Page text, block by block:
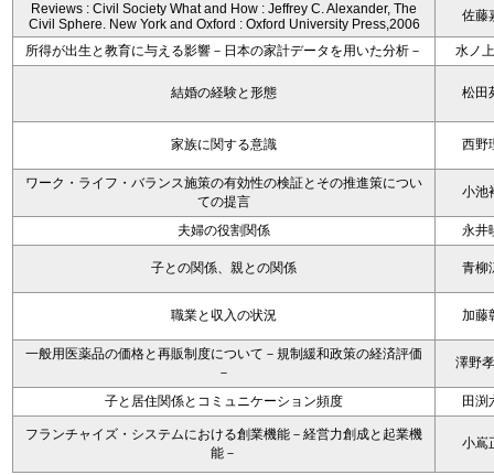
Reviews : Civil Society What and How : Jeffrey C. Alexander, The
Civil Sphere. New York and Oxford : Oxford University Press,2006
佐藤
所得が出生と教育に与える影響－日本の家計データを用いた分析－ 水ノ
結婚の経験と形態 松田
家族に関する意識 西野
ワーク・ライフ・バランス施策の有効性の検証とその推進策につい
ての提言
小池
夫婦の役割関係 永井
子との関係、親との関係 青柳
職業と収入の状況 加藤
一般用医薬品の価格と再販制度について－規制緩和政策の経済評価
－
澤野
子と居住関係とコミュニケーション頻度 田渕
フランチャイズ・システムにおける創業機能－経営力創成と起業機
能－
小嶌